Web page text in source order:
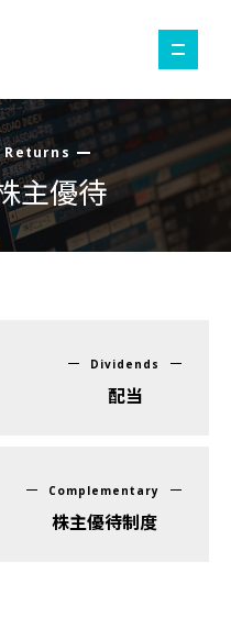
Returns
主優待
Dividends
配当
Complementary
株主優待制度